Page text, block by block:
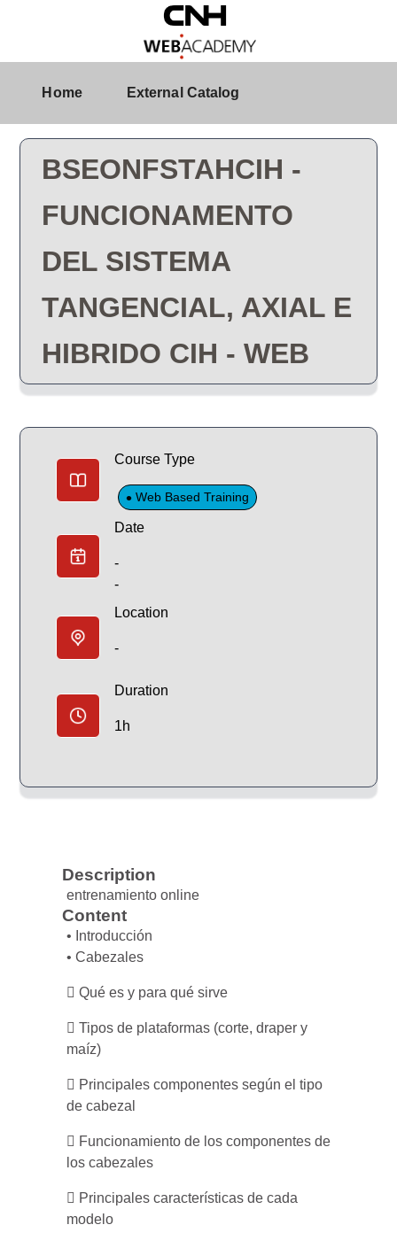
Home External Catalog
BSEONFSTAHCIH -
FUNCIONAMENTO
DEL SISTEMA
TANGENCIAL, AXIAL E
HIBRIDO CIH - WEB
Course Type
Web Based Training
Date
-
-
Location
-
Duration
1h
Description
entrenamiento online
Content
• Introducción
• Cabezales
 Qué es y para qué sirve
 Tipos de plataformas (corte, draper y
maíz)
 Principales componentes según el tipo
de cabezal
 Funcionamiento de los componentes de
los cabezales
 Principales características de cada
modelo